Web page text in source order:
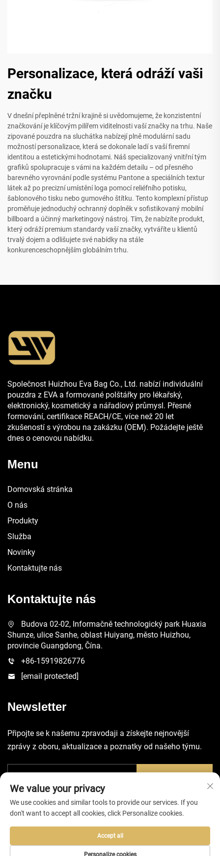
Personalizace, která odráží vaši
značku
V dnešní přeplněné tržní krajině si uvědomujeme, že konzistentní
značkování je klíčovým pilířem viditelnosti vaší značky na trhu. Naše
zipované pouzdra na sluchátka nabízejí plně modulární sadu
možností personalizace, která se dokonale ladí s vaší firemní
identitou a estetickými hodnotami. Náš specializovaný vnitřní tým
grafiků spolupracuje s vámi na každém detailu – od přesného
barevného vyrovnání podle systému Pantone a speciálních textur
látek až po precizní umístění loga pomocí reliéfního potisku,
šablonového tisku nebo gumového štítku. Tento komplexní přístup
proměňuje jednoduchý ochranný doplněk v sofistikovaný mobilní
billboard a účinný marketingový nástroj. Tím, že nabízíte produkt,
který odráží premium standardy vaší značky, vytváříte u klientů
trvalý dojem a odlišujete své nabídky na stále
konkurenceschopnějším globálním trhu.
Společnost Huizhou Eva Bag Co., Ltd. nabízí individuální
pouzdra z EVA a formované polštářky pro lékařský,
elektronický, kosmetický a nářadíový průmysl. Přesné
formování, certifikace REACH/CE, více než 20 let
zkušeností s výrobou na zakázku (OEM). Požádejte ještě
dnes o cenovou nabídku.
Menu
Domovská stránka
O nás
Produkty
Služba
Novinky
Kontaktujte nás
Kontaktujte nás
Budova 02-02, Informačně technologický park Huaxia
Shunze, ulice Sanhe, oblast Huiyang, město Huizhou,
provincie Guangdong, Čína.
+86-15919826776
[email protected]
Newsletter
Připojte se k našemu zpravodaji a získejte nejnovější
zprávy z oboru, aktualizace a poznatky od našeho týmu.
Všechna práva vyhrazena © 2025 společností Huizhou EVA Bag
Zásady ochrany soukromí
We value your privacy
We use cookies and similar tools to provide our services. If you
don't want to accept all cookies, click Personalize cookies.
Personalize cookies
Accept all